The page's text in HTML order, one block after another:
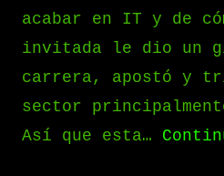
acabar en IT y de
invitada le dio un
carrera, apostó y
sector
Así que esta…